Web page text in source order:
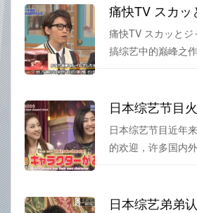
痛快TV スカッと
搞综艺中的巅峰之
日本综艺节目近年
的欢迎，许多国内